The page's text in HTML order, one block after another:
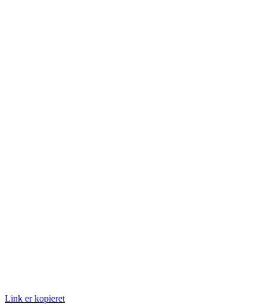
Link er kopieret